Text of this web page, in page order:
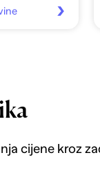
cijene kroz